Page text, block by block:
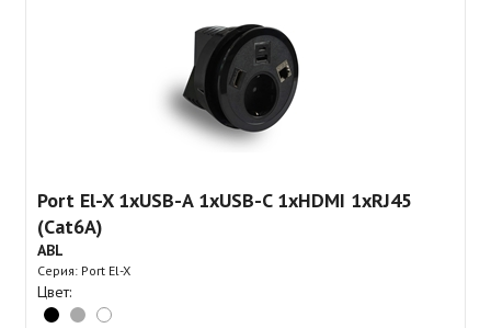
Port El-X 1xUSB-A 1xUSB-C 1xHDMI 1xRJ45
(Cat6A)
ABL
Серия: Port El-X
Цвет: